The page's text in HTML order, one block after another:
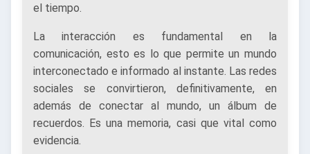
el tiempo.
La interacción es fundamental en la
comunicación, esto es lo que permite un mundo
interconectado e informado al instante. Las redes
sociales se convirtieron, definitivamente, en
además de conectar al mundo, un álbum de
recuerdos. Es una memoria, casi que vital como
evidencia.